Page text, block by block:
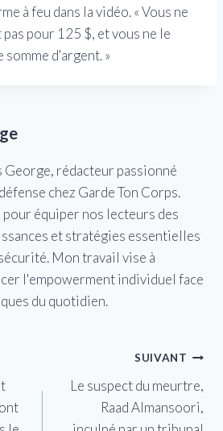
à feu dans la vidéo. « Vous ne
pour 125 $, et vous ne le
d'argent. »
George, rédacteur passionné
chez Garde Ton Corps.
pour équiper nos lecteurs des
et stratégies essentielles
Mon travail vise à
l'empowerment individuel face
du quotidien.
SUIVANT
Le suspect du meurtre,
Raad Almansoori,